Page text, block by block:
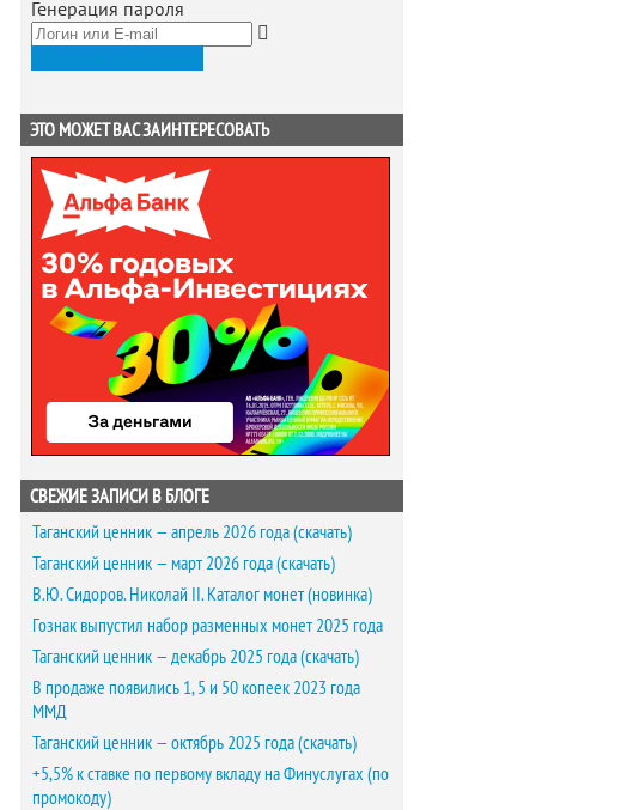
Генерация пароля
ЭТО МОЖЕТ ВАС ЗАИНТЕРЕСОВАТЬ
СВЕЖИЕ ЗАПИСИ В БЛОГЕ
Таганский ценник — апрель 2026 года (скачать)
Таганский ценник — март 2026 года (скачать)
В.Ю. Сидоров. Николай II. Каталог монет (новинка)
Гознак выпустил набор разменных монет 2025 года
Таганский ценник — декабрь 2025 года (скачать)
В продаже появились 1, 5 и 50 копеек 2023 года
ММД
Таганский ценник — октябрь 2025 года (скачать)
+5,5% к ставке по первому вкладу на Финуслугах (по
промокоду)